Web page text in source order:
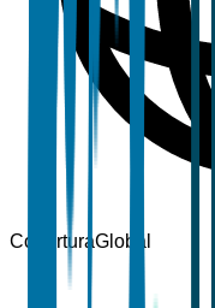
CoberturaGlobal